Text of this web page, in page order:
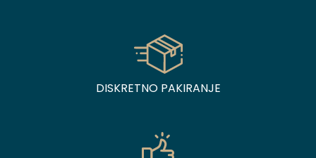
DISKRETNO PAKIRANJE